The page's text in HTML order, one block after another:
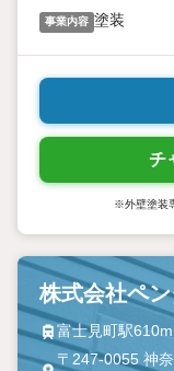
事業内容 塗装
チ
※外壁塗装
株式会社ペ
富士見町駅610m
〒247-0055 神